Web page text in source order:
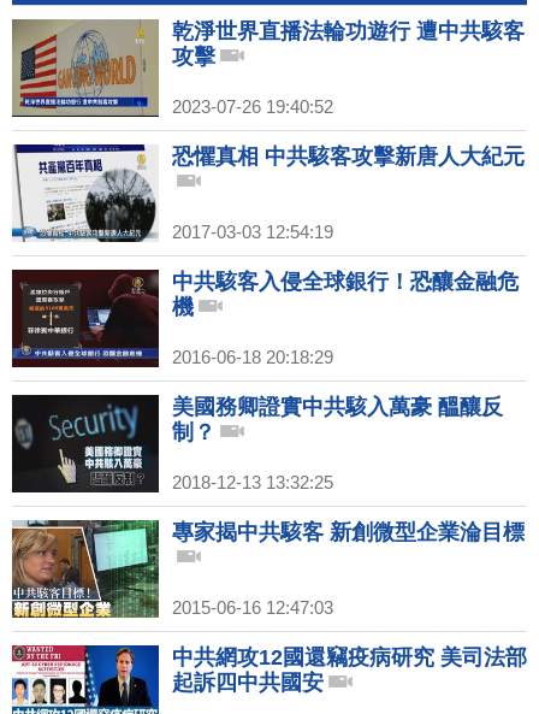
乾淨世界直播法輪功遊行 遭中共駭客
攻擊
2023-07-26 19:40:52
恐懼真相 中共駭客攻擊新唐人大紀元
2017-03-03 12:54:19
中共駭客入侵全球銀行！恐釀金融危
機
2016-06-18 20:18:29
美國務卿證實中共駭入萬豪 醞釀反
制？
2018-12-13 13:32:25
專家揭中共駭客 新創微型企業淪目標
2015-06-16 12:47:03
中共網攻12國還竊疫病研究 美司法部
起訴四中共國安